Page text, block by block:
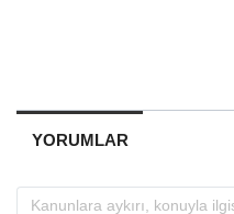
YORUMLAR